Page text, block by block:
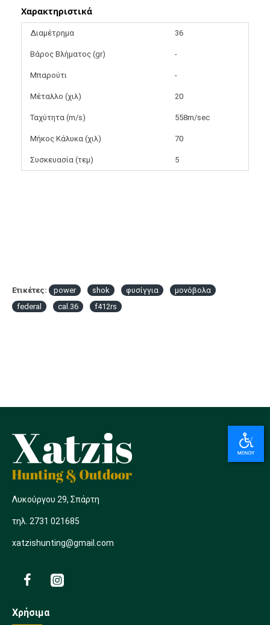
Χαρακτηριστικά
Διαμέτρημα 36
Βάρος Βλήματος (gr) -
Μπαρούτι -
Μέταλλο (χιλ) 20
Ταχύτητα (m/s) 558m/sec
Μήκος Κάλυκα (χιλ) 70
Συσκευασία (τεμ) 5
Ετικέτες: power shok φυσίγγια
μονόβολα
federal
cal.36 f412rs
Λυκούργου 29, Σπάρτη
τηλ. 2731 021685
xatzishunting@gmail.com
Χρήσιμα